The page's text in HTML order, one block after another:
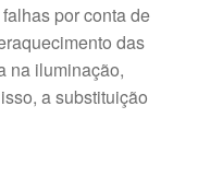
por conta de
das
na iluminação,
a substituição